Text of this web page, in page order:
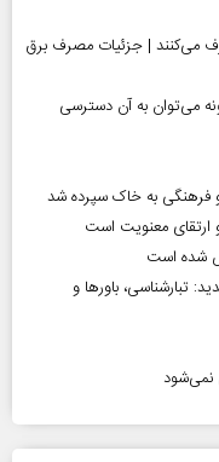
را مصرف می‌کنند | جزئیات مصرف برق
می‌توان به آن دسترسی
و فرهنگی به خاک سپرده شد
ارتقای معنویت است
شده است
تبارشناسی، باور‌ها و
نمی‌شود